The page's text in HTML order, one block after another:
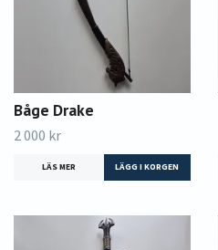
Båge Drake
2 000 kr
LÄS MER